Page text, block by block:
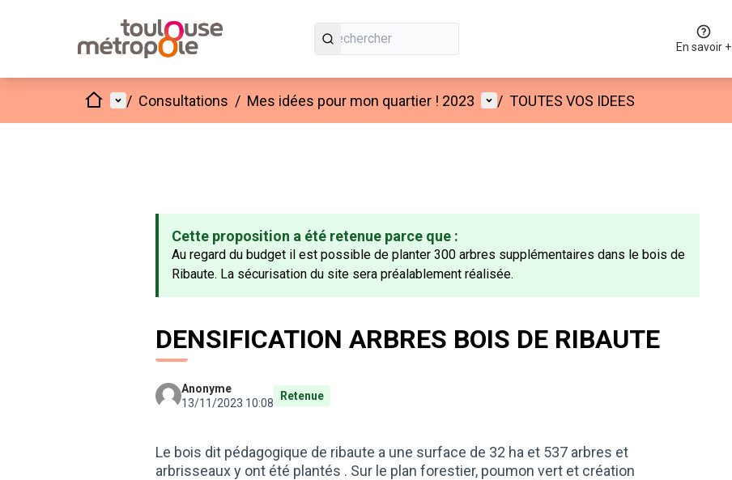
En savoir +
AccueilMenu principal
/ Consultations / Mes idées pour mon quartier ! 2023 Menu utilisateur
/ TOUTES VOS IDEES
Cette proposition a été retenue parce que :
Au regard du budget il est possible de planter 300 arbres supplémentaires dans le bois de
Ribaute. La sécurisation du site sera préalablement réalisée.
DENSIFICATION ARBRES BOIS DE RIBAUTE
Anonyme
13/11/2023 10:08
Retenue
Le bois dit pédagogique de ribaute a une surface de 32 ha et 537 arbres et
arbrisseaux y ont été plantés . Sur le plan forestier, poumon vert et création